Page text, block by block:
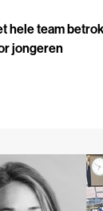
hele team
jongeren